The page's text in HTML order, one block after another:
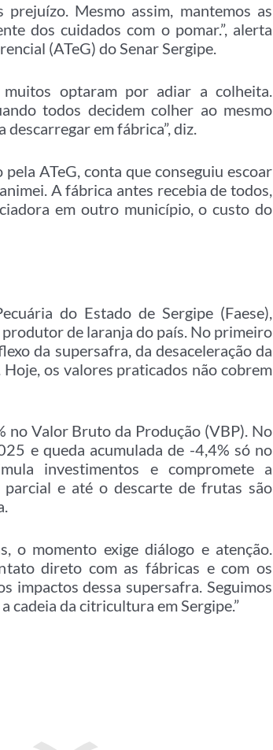
Mesmo assim, mantemos as
dos cuidados com o pomar.”, alerta
(ATeG) do Senar Sergipe.
optaram por adiar a colheita.
todos decidem colher ao mesmo
em fábrica”, diz.
ATeG, conta que conseguiu escoar
A fábrica antes recebia de todos,
em outro município, o custo do
do Estado de Sergipe (Faese),
de laranja do país. No primeiro
da supersafra, da desaceleração da
os valores praticados não cobrem
no Valor Bruto da Produção (VBP). No
e queda acumulada de -4,4% só no
investimentos e compromete a
e até o descarte de frutas são
o momento exige diálogo e atenção.
direto com as fábricas e com os
impactos dessa supersafra. Seguimos
cadeia da citricultura em Sergipe.”